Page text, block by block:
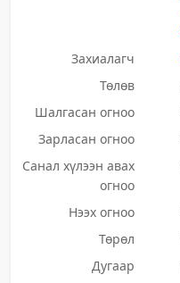
Захиалагч
Төлөв
Шалгасан огноо
Зарласан огноо
Санал хүлээн авах
огноо
Нээх огноо
Төрөл
Дугаар